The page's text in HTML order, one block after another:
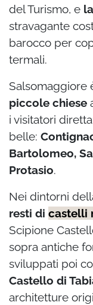
del Turismo, e
stravagante
barocco per
termali.
Salsomaggiore
piccole chiese
i visitatori
belle:
Bartolomeo,
Protasio.
Nei dintorni
resti di castelli
Scipione
sopra antiche
sviluppati poi
Castello di
architetture